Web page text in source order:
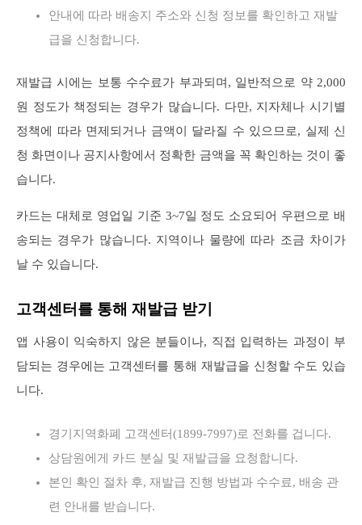
안내에 따라 배송지 주소와 신청 정보를 확인하고 재발
급을 신청합니다.
재발급 시에는 보통 수수료가 부과되며, 일반적으로 약 2,000
원 정도가 책정되는 경우가 많습니다. 다만, 지자체나 시기별
정책에 따라 면제되거나 금액이 달라질 수 있으므로, 실제 신
청 화면이나 공지사항에서 정확한 금액을 꼭 확인하는 것이 좋
습니다.
카드는 대체로 영업일 기준 3~7일 정도 소요되어 우편으로 배
송되는 경우가 많습니다. 지역이나 물량에 따라 조금 차이가
날 수 있습니다.
고객센터를 통해 재발급 받기
앱 사용이 익숙하지 않은 분들이나, 직접 입력하는 과정이 부
담되는 경우에는 고객센터를 통해 재발급을 신청할 수도 있습
니다.
경기지역화폐 고객센터(1899-7997)로 전화를 겁니다.
상담원에게 카드 분실 및 재발급을 요청합니다.
본인 확인 절차 후, 재발급 진행 방법과 수수료, 배송 관
련 안내를 받습니다.